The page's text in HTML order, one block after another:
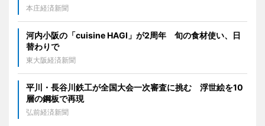
本庄経済新聞
河内小阪の「cuisine HAGI」が2周年 旬の食材使い、日
替わりで
東大阪経済新聞
平川・長谷川鉄工が全国大会一次審査に挑む 浮世絵を10
層の鋼板で再現
弘前経済新聞